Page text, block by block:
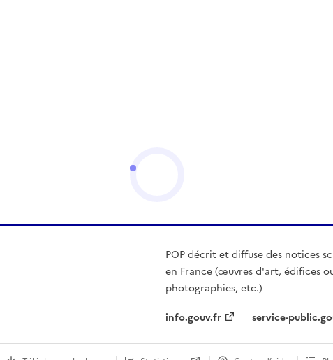
POP décrit et diffuse des notices
en France (œuvres d'art, édifices
photographies, etc.)
info.gouv.fr
service-